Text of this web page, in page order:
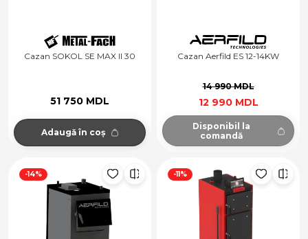
Cazan SOKOL SE MAX II 30
51 750 MDL
Adaugă în coș
Cazan Aerfild ES 12-14KW
14 990 MDL
12 990 MDL
Disponibil la
comandă
-14% -11%